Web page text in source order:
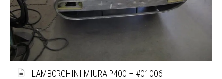
LAMBORGHINI MIURA P400 – #01006